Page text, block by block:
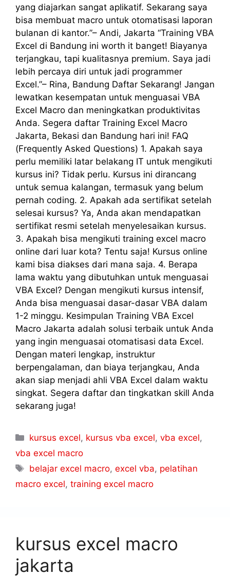
yang diajarkan sangat aplikatif. Sekarang saya
bisa membuat macro untuk otomatisasi laporan
bulanan di kantor.”– Andi, Jakarta “Training VBA
Excel di Bandung ini worth it banget! Biayanya
terjangkau, tapi kualitasnya premium. Saya jadi
lebih percaya diri untuk jadi programmer
Excel.”– Rina, Bandung Daftar Sekarang! Jangan
lewatkan kesempatan untuk menguasai VBA
Excel Macro dan meningkatkan produktivitas
Anda. Segera daftar Training Excel Macro
Jakarta, Bekasi dan Bandung hari ini! FAQ
(Frequently Asked Questions) 1. Apakah saya
perlu memiliki latar belakang IT untuk mengikuti
kursus ini? Tidak perlu. Kursus ini dirancang
untuk semua kalangan, termasuk yang belum
pernah coding. 2. Apakah ada sertifikat setelah
selesai kursus? Ya, Anda akan mendapatkan
sertifikat resmi setelah menyelesaikan kursus.
3. Apakah bisa mengikuti training excel macro
online dari luar kota? Tentu saja! Kursus online
kami bisa diakses dari mana saja. 4. Berapa
lama waktu yang dibutuhkan untuk menguasai
VBA Excel? Dengan mengikuti kursus intensif,
Anda bisa menguasai dasar-dasar VBA dalam
1-2 minggu. Kesimpulan Training VBA Excel
Macro Jakarta adalah solusi terbaik untuk Anda
yang ingin menguasai otomatisasi data Excel.
Dengan materi lengkap, instruktur
berpengalaman, dan biaya terjangkau, Anda
akan siap menjadi ahli VBA Excel dalam waktu
singkat. Segera daftar dan tingkatkan skill Anda
sekarang juga!
kursus excel, kursus vba excel,vba excel,
vba excel macro
belajar excel macro,excel vba, pelatihan
macro excel, training excel macro
kursus excel macro
jakarta